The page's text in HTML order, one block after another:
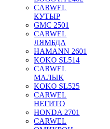
CARWEL
КУТЫР
GMC 2501
CARWEL
ЛЯМБДА
HAMANN 2601
KOKO SL514
CARWEL
МАЛЫК
KOKO SL525
CARWEL
НЕГИТО
HONDA 2701
CARWEL